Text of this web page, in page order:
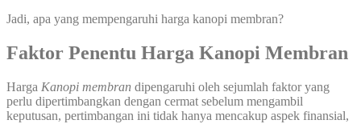
Jadi, apa yang mempengaruhi harga kanopi membran?
Faktor Penentu Harga Kanopi Membran
Harga Kanopi membran dipengaruhi oleh sejumlah faktor yang
perlu dipertimbangkan dengan cermat sebelum mengambil
keputusan, pertimbangan ini tidak hanya mencakup aspek finansial,